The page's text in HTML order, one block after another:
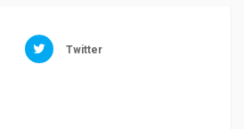
Twitter